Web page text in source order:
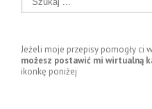
Jeżeli moje przepisy pomogły ci
możesz postawić mi wirtualną
ikonkę poniżej